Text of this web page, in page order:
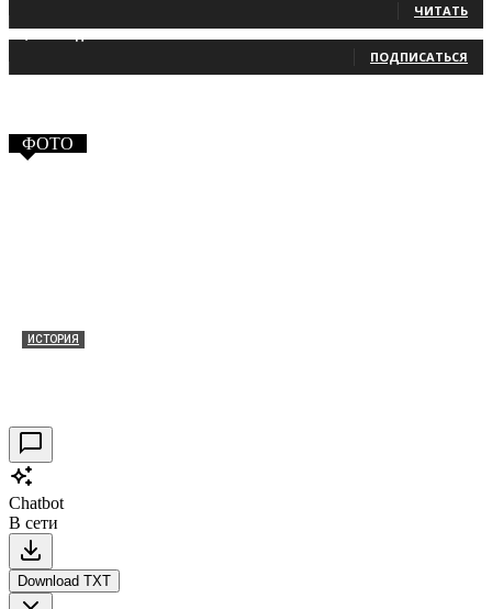
ЧИТАТЬ
2,660 Подписчики
ПОДПИСАТЬСЯ
ФОТО
ИСТОРИЯ
Chatbot
В сети
Download TXT